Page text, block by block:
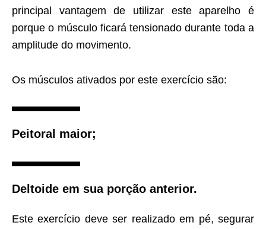
principal vantagem de utilizar este aparelho é
porque o músculo ficará tensionado durante toda a
amplitude do movimento.
Os músculos ativados por este exercício são:
Peitoral maior;
Deltoide em sua porção anterior.
Este exercício deve ser realizado em pé, segurar